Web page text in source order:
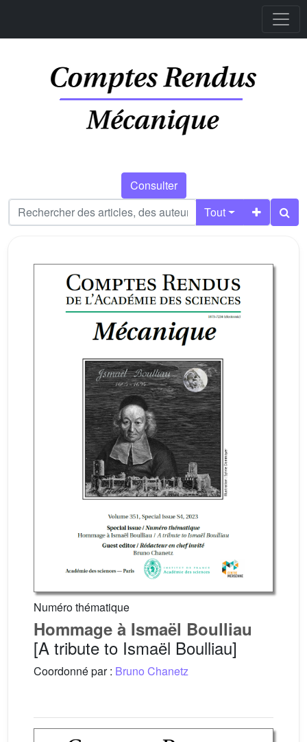
Consulter
Tout
Numéro thématique
Hommage à Ismaël Boulliau
[A tribute to Ismaël Boulliau]
Coordonné par : Bruno Chanetz